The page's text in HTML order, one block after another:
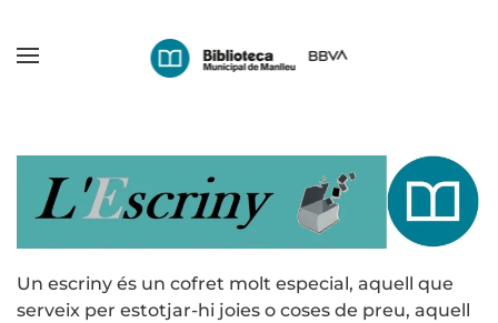
Un escriny és un cofret molt especial, aquell que
serveix per estotjar-hi joies o coses de preu, aquell